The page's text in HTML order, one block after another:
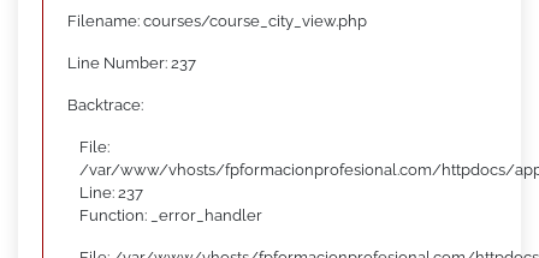
Filename: courses/course_city_view.php
Line Number: 237
Backtrace:
File:
/var/www/vhosts/fpformacionprofesional.com/httpdocs/
Line: 237
Function: _error_handler